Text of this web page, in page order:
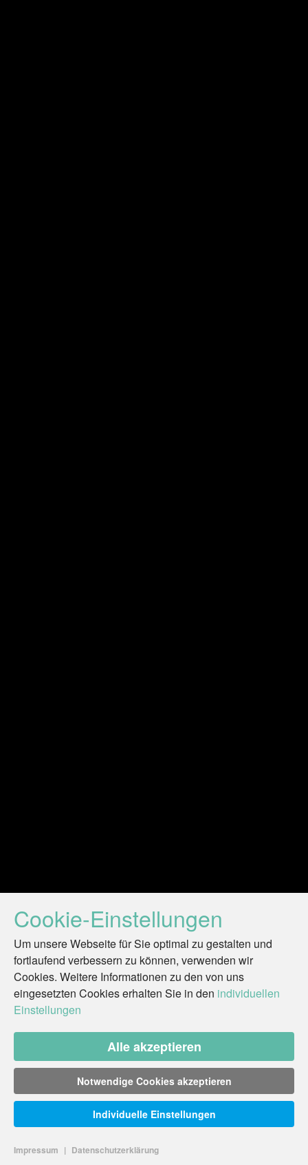
Cookie-Einstellungen
Um unsere Webseite für Sie optimal zu gestalten und
fortlaufend verbessern zu können, verwenden wir
Cookies. Weitere Informationen zu den von uns
eingesetzten Cookies erhalten Sie in den individuellen
Einstellungen
Alle akzeptieren
Notwendige Cookies akzeptieren
Impressum | Datenschutzerklärung
Individuelle Einstellungen